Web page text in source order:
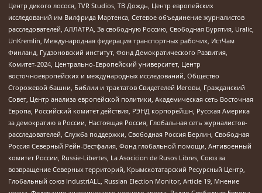
Центр дикого лосося, TVR Studios, ТВ Дождь, Центр европейских
исследований им Вилфрида Мартенса, Сетевое объединение журналистов
расследователей, АЛЛАТРА, За свободную Россию, Свободная Бурятия, Uralic,
UnKremlin, Международная федерация транспортных рабочих, ИстЧам
Финланд, Гудзоновский институт, Фонд Демократического Развития,
Комитет-2024, Центрально-Европейский университет, Центр
восточноевропейских и международных исследований, Общество
Сторожевой башни, Библии и трактатов Свидетелей Иеговы, Гражданский
Совет, Центр анализа европейской политики, Академическая сеть Восточная
Европа, Российский комитет действия, РЭНД корпорейшн, Русская Америка
за демократию в России, Настоящая Россия, Глобальная сеть журналистов-
расследователей, Служба поддержки, Свободная Россия Берлин, Свободная
Россия Северный Рейн-Вестфалия, Фонд глобальной помощи, Антивоенный
комитет России, Russie-Libertes, La Asocicion de Rusos Libres, Союз за
возвращение Северных территорий, Крымскотатарский Ресурсный Центр,
Глобальный союз IndustriALL, Russian Election Monitor, Article 19, Мнение